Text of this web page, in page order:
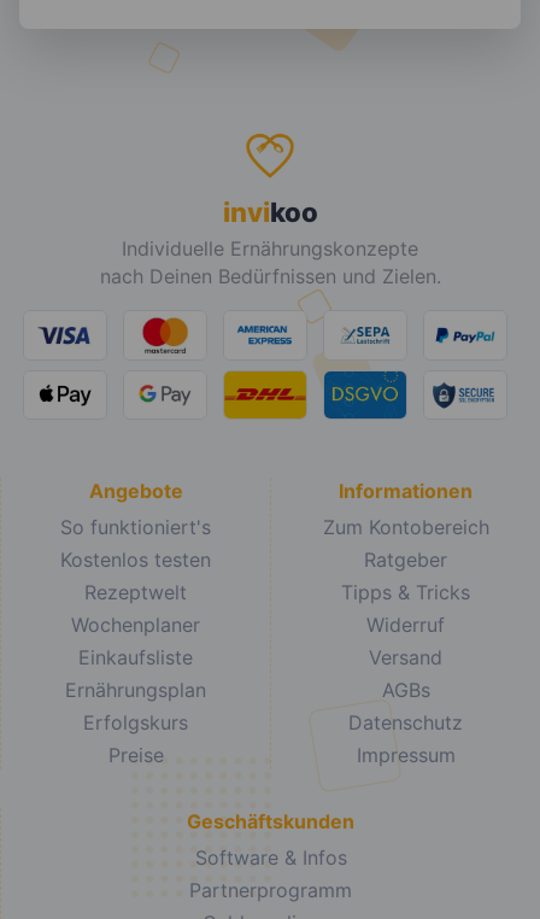
invikoo
Individuelle Ernährungskonzepte
nach Deinen Bedürfnissen und Zielen.
Angebote
So funktioniert's
Kostenlos testen
Rezeptwelt
Wochenplaner
Einkaufsliste
Ernährungsplan
Erfolgskurs
Preise
Informationen
Zum Kontobereich
Ratgeber
Tipps & Tricks
Widerruf
Versand
AGBs
Datenschutz
Impressum
Geschäftskunden
Software & Infos
Partnerprogramm